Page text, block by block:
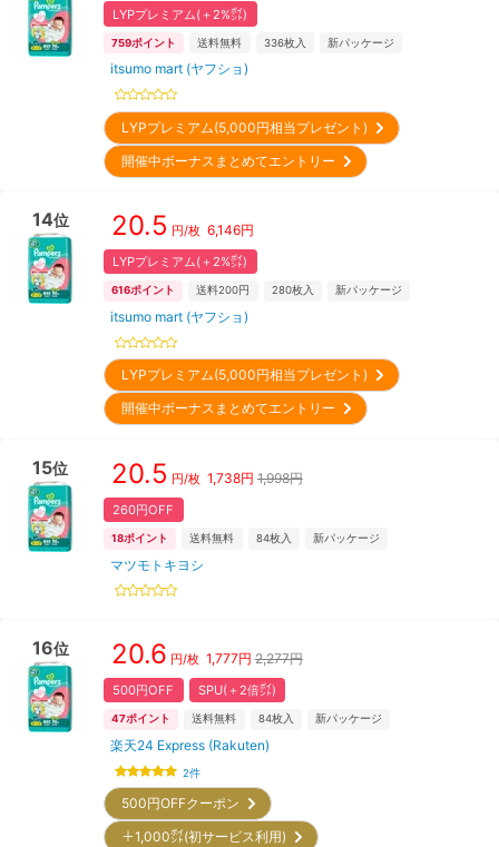
LYPプレミアム(＋2%㌽)
759ポイント 送料無料 336枚入 新パッケージ
itsumo mart (ヤフショ)
LYPプレミアム(5,000円相当プレゼント)
開催中ボーナスまとめてエントリー
14位 20.5 円/枚 6,146円
LYPプレミアム(＋2%㌽)
616ポイント 送料200円 280枚入 新パッケージ
itsumo mart (ヤフショ)
LYPプレミアム(5,000円相当プレゼント)
開催中ボーナスまとめてエントリー
15位 20.5 円/枚 1,738円 1,998円
260円OFF
18ポイント 送料無料 84枚入 新パッケージ
マツモトキヨシ
16位 20.6 円/枚 1,777円 2,277円
500円OFF SPU(＋2倍㌽)
47ポイント 送料無料 84枚入 新パッケージ
楽天24 Express (Rakuten)
2件
500円OFFクーポン
＋1,000㌽(初サービス利用)